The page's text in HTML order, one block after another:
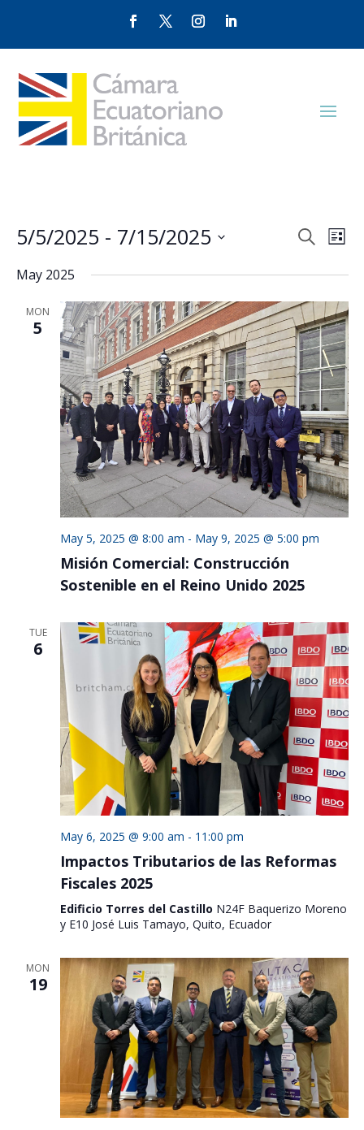
Events
and
Views
Search
List
5/5/2025 - 7/15/2025
date.
May 2025
MON
5
May 5, 2025 @ 8:00 am - May 9, 2025 @ 5:00 pm
Misión Comercial: Construcción
Sostenible en el Reino Unido 2025
TUE
6
May 6, 2025 @ 9:00 am - 11:00 pm
Impactos Tributarios de las Reformas
Fiscales 2025
Edificio Torres del Castillo N24F Baquerizo Moreno
y E10 José Luis Tamayo, Quito, Ecuador
MON
19